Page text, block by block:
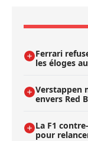
Ferrari
les éloges
Verstappen
envers Red
La F1
pour